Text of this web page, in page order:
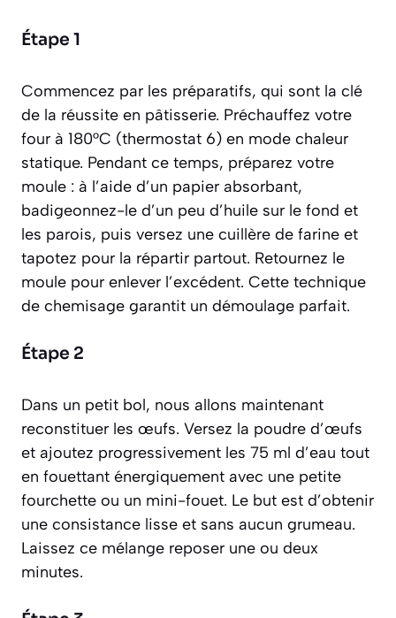
Étape 1
Commencez par les préparatifs, qui sont la clé
de la réussite en pâtisserie. Préchauffez votre
four à 180°C (thermostat 6) en mode chaleur
statique. Pendant ce temps, préparez votre
moule : à l’aide d’un papier absorbant,
badigeonnez-le d’un peu d’huile sur le fond et
les parois, puis versez une cuillère de farine et
tapotez pour la répartir partout. Retournez le
moule pour enlever l’excédent. Cette technique
de chemisage garantit un démoulage parfait.
Étape 2
Dans un petit bol, nous allons maintenant
reconstituer les œufs. Versez la poudre d’œufs
et ajoutez progressivement les 75 ml d’eau tout
en fouettant énergiquement avec une petite
fourchette ou un mini-fouet. Le but est d’obtenir
une consistance lisse et sans aucun grumeau.
Laissez ce mélange reposer une ou deux
minutes.